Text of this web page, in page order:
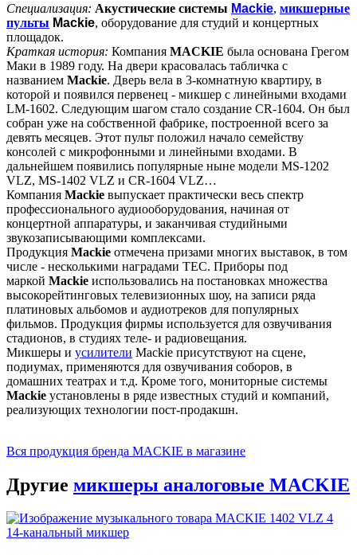
Специализация: Акустические системы Mackie, микшерные
пульты Mackie, оборудование для студий и концертных
площадок.
Краткая история: Компания MACKIE была основана Грегом
Маки в 1989 году. На двери красовалась табличка с
названием Mackie. Дверь вела в 3-комнатную квартиру, в
которой и появился первенец - микшер с линейными входами
LM-1602. Следующим шагом стало создание CR-1604. Он был
собран уже на собственной фабрике, построенной всего за
девять месяцев. Этот пульт положил начало семейству
консолей с микрофонными и линейными входами. В
дальнейшем появились популярные ныне модели MS-1202
VLZ, MS-1402 VLZ и CR-1604 VLZ…
Компания Mackie выпускает практически весь спектр
профессионального аудиооборудования, начиная от
концертной аппаратуры, и заканчивая студийными
звукозаписывающими комплексами.
Продукция Mackie отмечена призами многих выставок, в том
числе - несколькими наградами TEC. Приборы под
маркой Mackie использовались на постановках множества
высокорейтинговых телевизионных шоу, на записи ряда
платиновых альбомов и аудиотреков для популярных
фильмов. Продукция фирмы используется для озвучивания
стадионов, в студиях теле- и радиовещания.
Микшеры и усилители Mackie присутствуют на сцене,
подиумах, применяются для озвучивания соборов, в
домашних театрах и т.д. Кроме того, мониторные системы
Mackie установлены в ряде известных студий и компаний,
реализующих технологии пост-продакшн.
Вся продукция бренда MACKIE в магазине
Другие микшеры аналоговые MACKIE